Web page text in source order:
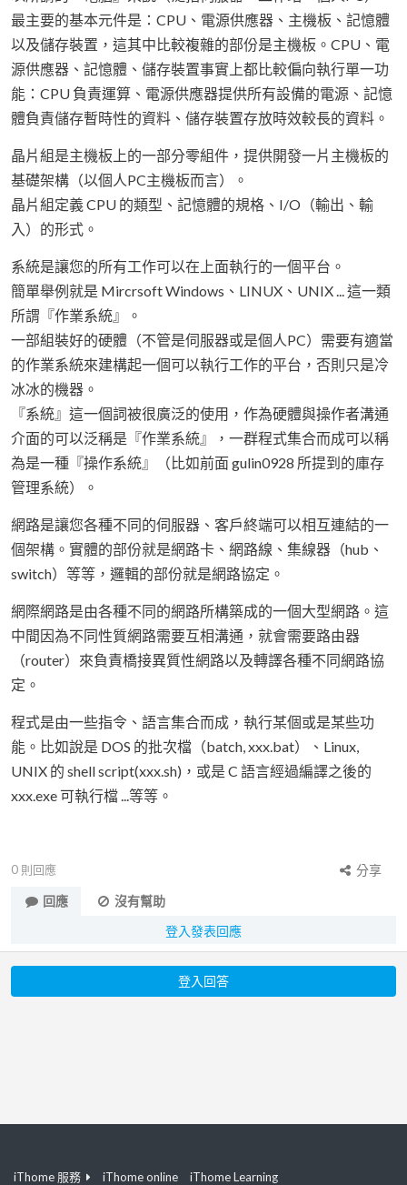
最主要的基本元件是：CPU、電源供應器、主機板、記憶體
以及儲存裝置，這其中比較複雜的部份是主機板。CPU、電
源供應器、記憶體、儲存裝置事實上都比較偏向執行單一功
能：CPU 負責運算、電源供應器提供所有設備的電源、記憶
體負責儲存暫時性的資料、儲存裝置存放時效較長的資料。
晶片組是主機板上的一部分零組件，提供開發一片主機板的
基礎架構（以個人PC主機板而言）。
晶片組定義 CPU 的類型、記憶體的規格、I/O（輸出、輸
入）的形式。
系統是讓您的所有工作可以在上面執行的一個平台。
簡單舉例就是 Mircrsoft Windows、LINUX、UNIX ... 這一類
所謂『作業系統』。
一部組裝好的硬體（不管是伺服器或是個人PC）需要有適當
的作業系統來建構起一個可以執行工作的平台，否則只是冷
冰冰的機器。
『系統』這一個詞被很廣泛的使用，作為硬體與操作者溝通
介面的可以泛稱是『作業系統』，一群程式集合而成可以稱
為是一種『操作系統』（比如前面 gulin0928 所提到的庫存
管理系統）。
網路是讓您各種不同的伺服器、客戶終端可以相互連結的一
個架構。實體的部份就是網路卡、網路線、集線器（hub、
switch）等等，邏輯的部份就是網路協定。
網際網路是由各種不同的網路所構築成的一個大型網路。這
中間因為不同性質網路需要互相溝通，就會需要路由器
（router）來負責橋接異質性網路以及轉譯各種不同網路協
定。
程式是由一些指令、語言集合而成，執行某個或是某些功
能。比如說是 DOS 的批次檔（batch, xxx.bat）、Linux,
UNIX 的 shell script(xxx.sh)，或是 C 語言經過編譯之後的
xxx.exe 可執行檔 ...等等。
0 則回應
分享
回應
沒有幫助
登入發表回應
登入回答
iThome 服務 iThome online iThome Learning